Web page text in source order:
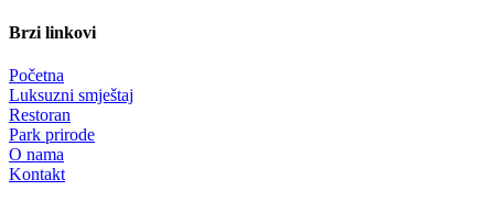
Brzi linkovi
Početna
Luksuzni smještaj
Restoran
Park prirode
O nama
Kontakt